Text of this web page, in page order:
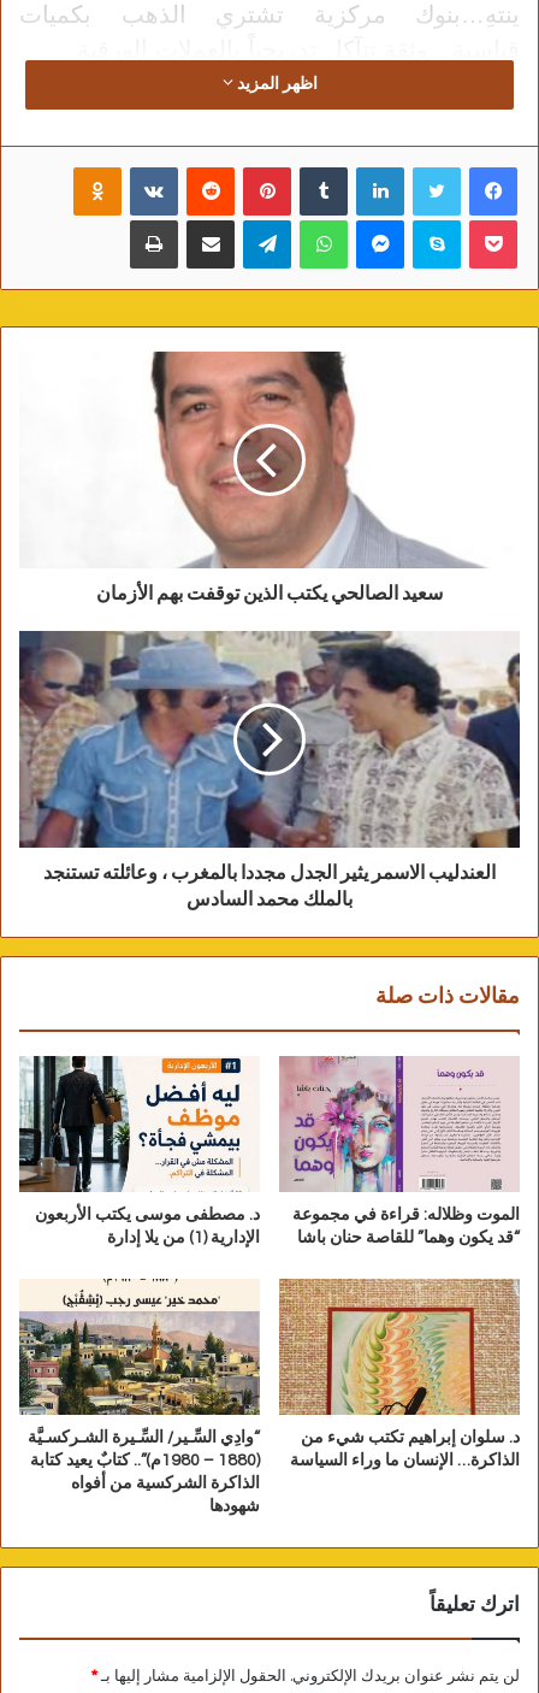
ينتهِ…بنوك مركزية تشتري الذهب بكميات
هذه ليست ظروف هبوط… بل وقود لصعود
التاريخ يخبرنا أن الذهب لا يصعد بخط مستقيم، بل
يهزّ الأسواق أولاً ويُخرج المترددين ثم ينطلق بقوة
تاركاً خلفه المراهنين على الهبوط.
ما يحدث الآن ليس انهياراً كما يروّج البعض…
إنه غربلة للمستثمرين.
فالمال الذكي لا يهرب من الذهب عند التصحيح، بل
وكل من يقرأ المشهد بعمق يدرك أن العالم يتجه
نحو مرحلة ستكون فيها الأصول الحقيقية أكثر
أهمية من أي وقت مضى، وعلى رأسها الذهب.
أقولها بكل وضوح:
الرهان على انهيار الذهب رهان خاسر على المدى
الاستراتيجي.
أما الرهان على الذهب فهو رهان على:
● الأزمات القادمة.
● الديون المتراكمة.
● ضعف العملات.
● التحولات الاقتصادية العالمية.
● عودة التيسير النقدي مستقبلاً.
ولذلك فإن التراجع الحالي قد يتحول في ذاكرة
الأسواق إلى واحدة من أكبر فرص الشراء التي
سبقت موجة الصعود القادمة.
التاريخ والأرقام.
فالذهب لم يقل كلمته الأخيرة بعد…
والقادم – بإذن الله – قد يكون صعوداً يكتب فصلاً
جديداً في تاريخ المعدن الأصفر.
اظهر المزيد
فيسبوك لينكدإن بينتيريست
بوكيت سكايب واتساب تيلقرام
سعيد الصالحي يكتب الذين توقفت بهم الأزمان
العندليب الاسمر يثير الجدل مجددا بالمغرب ، وعائلته تستنجد
بالملك محمد السادس
مقالات ذات صلة
الموت وظلاله: قراءة في مجموعة
“قد يكون وهما” للقاصة حنان باشا
د. مصطفى موسى يكتب الأربعون
الإدارية (1) من يلا إدارة
د. سلوان إبراهيم تكتب شيء من
الذاكرة… الإنسان ما وراء السياسة
“وادِي السِّـير/ السِّـيرة الشـركسـيَّة
(1880 – 1980م)”.. كتابٌ يعيد كتابة
الذاكرة الشركسية من أفواه
شهودها
اترك تعليقاً
لن يتم نشر عنوان بريدك الإلكتروني. الحقول الإلزامية مشار إليها بـ*